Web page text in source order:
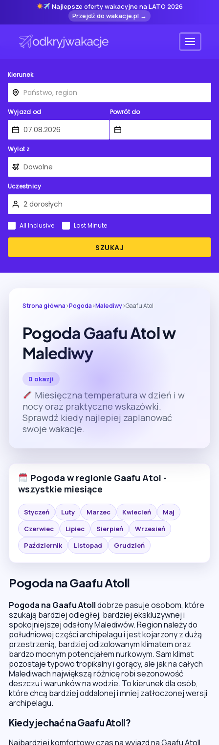
Najlepsze oferty wakacyjne na LATO 2026
Przejdź do wakacje.pl →
Menu
Kierunek
Wyjazd od Powrót do
Wylot z
Uczestnicy
SZUKAJ
All Inclusive Last Minute
Strona główna›Pogoda›Malediwy›Gaafu Atol
Pogoda Gaafu Atol w
Malediwy
0 okazji
Miesięczna temperatura w dzień i w
nocy oraz praktyczne wskazówki.
Sprawdź kiedy najlepiej zaplanować
swoje wakacje.
Pogoda w regionie Gaafu Atol -
wszystkie miesiące
Styczeń Luty Marzec Kwiecień
Maj
Czerwiec
Lipiec Sierpień
Wrzesień
Październik
Listopad Grudzień
Pogoda na Gaafu Atoll
Pogoda na Gaafu Atolldobrze pasuje osobom, które
szukają bardziej odległej, bardziej ekskluzywnej i
spokojniejszej odsłony Malediwów. Region należy do
południowej części archipelagu i jest kojarzony z dużą
przestrzenią, bardziej odizolowanym klimatem oraz
bardzo mocnym potencjałem nurkowym. Sam klimat
pozostaje typowo tropikalny i gorący, ale jak na całych
Malediwach największą różnicę robi sezonowość
deszczu i warunków na wodzie. To kierunek dla osób,
które chcą bardziej oddalonej i mniej zatłoczonej wersji
archipelagu.
Kiedy jechać na Gaafu Atoll?
Najbardziej komfortowy czas na wyjazd na Gaafu Atoll